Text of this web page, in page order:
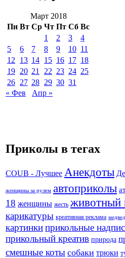
Март 2018
Пн Вт Ср Чт Пт Сб Вс
1
2 3
4
5
6 7 8 9 10 11
12
13 14 15 16 17 18
19 20 21 22 23 24 25
26 27 28 29 30 31
« Фев
Апр »
Приколы в тегах
COUB - Лучшее Анекдоты
женщины за рулем автоприколы
18 женщины жесть животный
карикатуры креативная реклама
картинкиприкольные
прикольный креатив природа
смешные коты собаки трюки